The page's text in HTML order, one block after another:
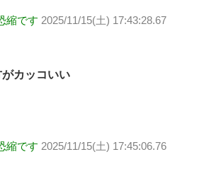
縮です 2025/11/15(土) 17:43:28.67
カッコいい
縮です 2025/11/15(土) 17:45:06.76